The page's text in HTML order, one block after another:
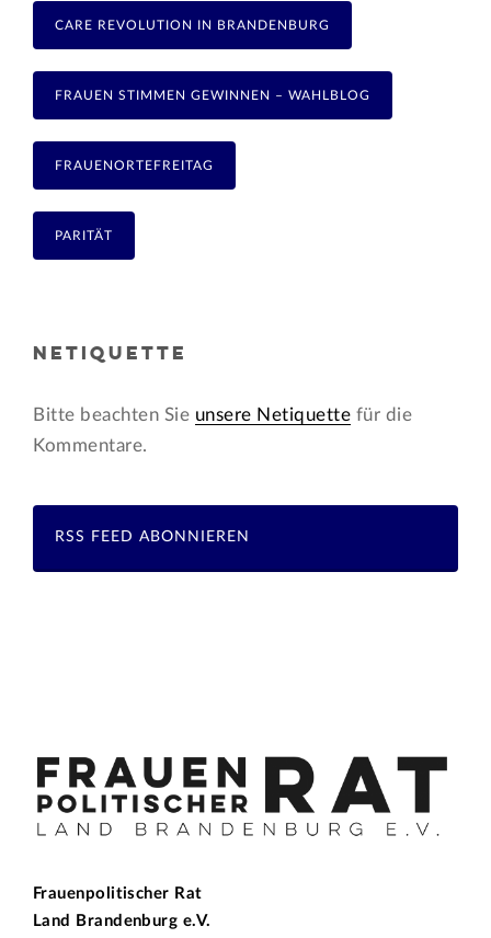
CARE REVOLUTION IN BRANDENBURG
FRAUEN STIMMEN GEWINNEN – WAHLBLOG
FRAUENORTEFREITAG
PARITÄT
NETIQUETTE
Bitte beachten Sie unsere Netiquette für die
Kommentare.
RSS FEED ABONNIEREN
Frauenpolitischer Rat
Land Brandenburg e.V.